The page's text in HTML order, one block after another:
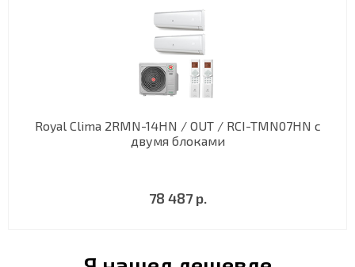
Royal Clima 2RMN-14HN / OUT / RCI-TMN07HN с
двумя блоками
78 487 р.